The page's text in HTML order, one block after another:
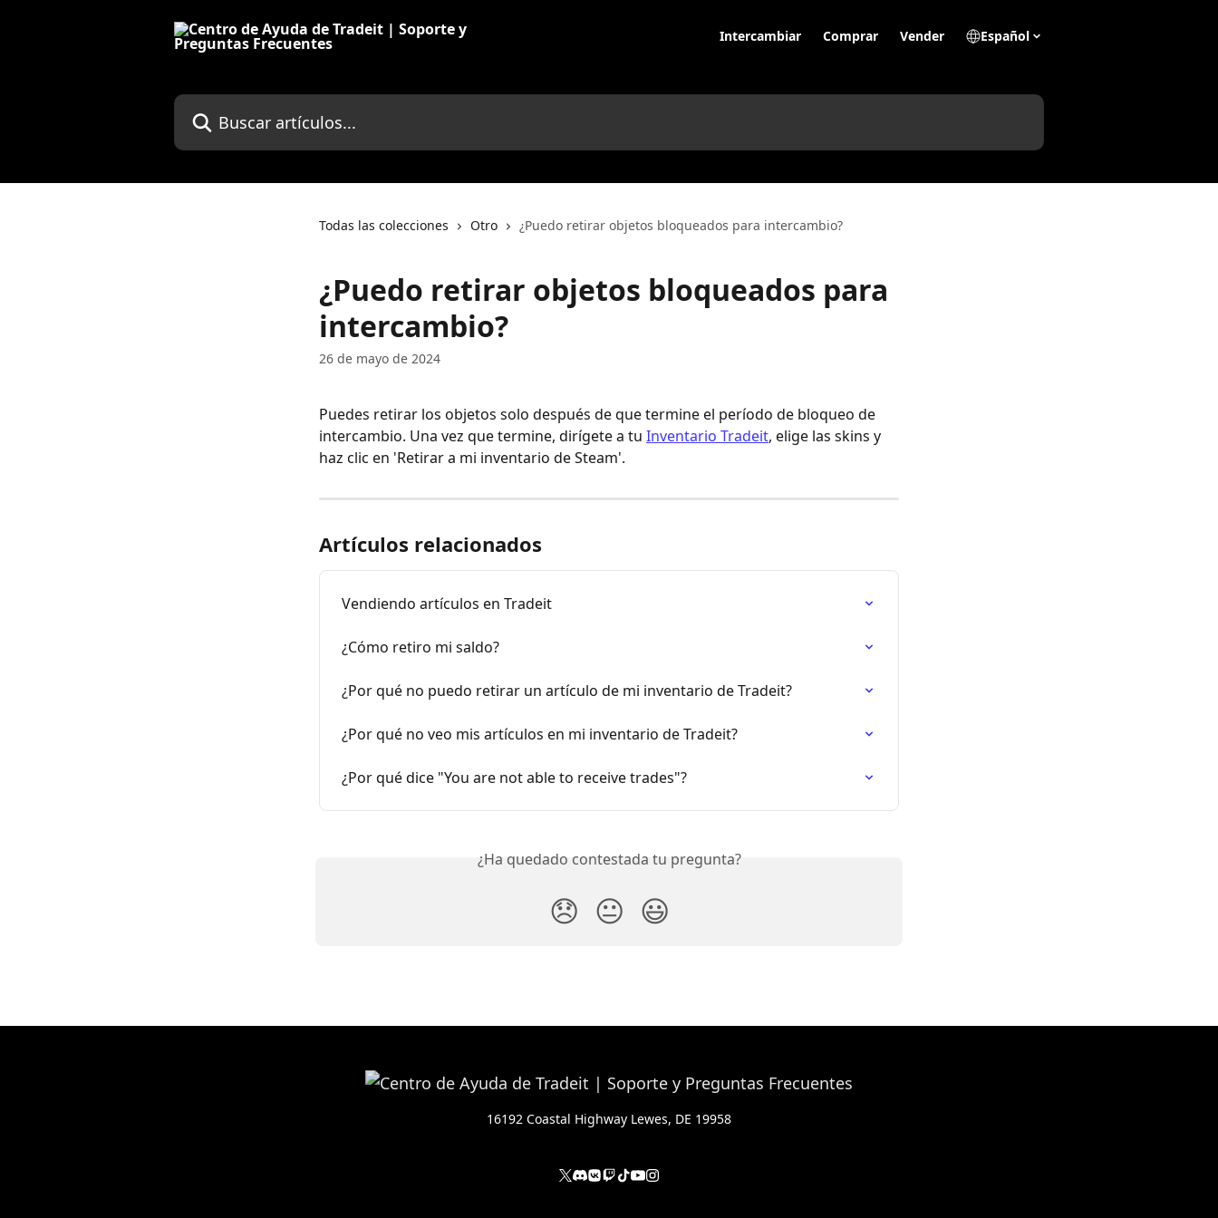
Intercambiar Comprar Vender Español
Buscar artículos...
Todas las colecciones Otro ¿Puedo retirar objetos bloqueados para intercambio?
¿Puedo retirar objetos bloqueados para
intercambio?
26 de mayo de 2024
Puedes retirar los objetos solo después de que termine el período de bloqueo de
intercambio. Una vez que termine, dirígete a tu Inventario Tradeit, elige las skins y
haz clic en 'Retirar a mi inventario de Steam'.
Artículos relacionados
Vendiendo artículos en Tradeit
¿Cómo retiro mi saldo?
¿Por qué no puedo retirar un artículo de mi inventario de Tradeit?
¿Por qué no veo mis artículos en mi inventario de Tradeit?
¿Por qué dice "You are not able to receive trades"?
¿Ha quedado contestada tu pregunta?
😞 😐 😃
16192 Coastal Highway Lewes, DE 19958